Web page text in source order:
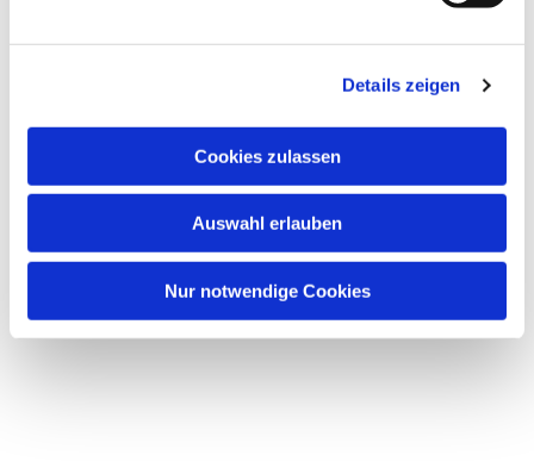
Details zeigen
Cookies zulassen
Auswahl erlauben
Nur notwendige Cookies
Dies könnte Sie auch
interessieren